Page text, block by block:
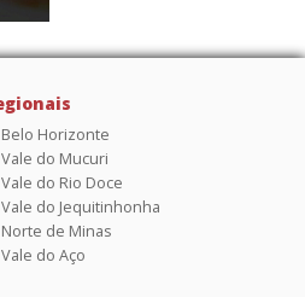
Belo Horizonte
Vale do Mucuri
Vale do Rio Doce
Vale do Jequitinhonha
Norte de Minas
Vale do Aço